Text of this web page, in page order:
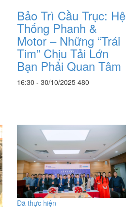
Bảo Trì Cầu Trục: Hệ
Thống Phanh &
Motor – Những “Trái
Tim” Chịu Tải Lớn
Bạn Phải Quan Tâm
16:30 - 30/10/2025 480
Đã thực hiện